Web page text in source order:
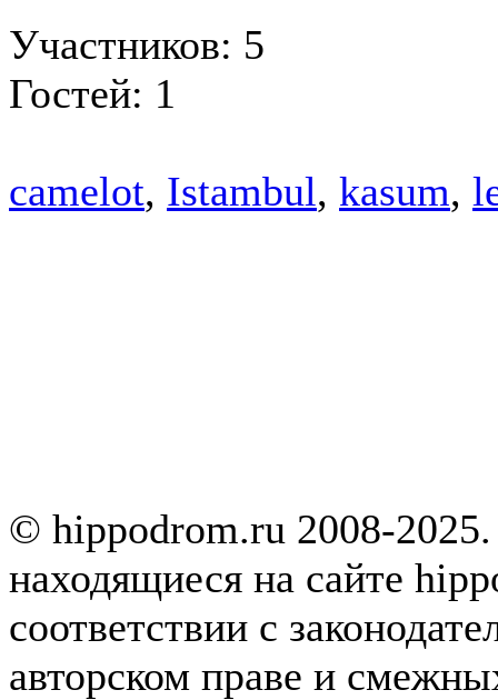
Участников: 5
Гостей: 1
camelot, Istambul, kasum,
© hippodrom.ru 2008-
находящиеся на сайте
соответствии с
авторском праве и